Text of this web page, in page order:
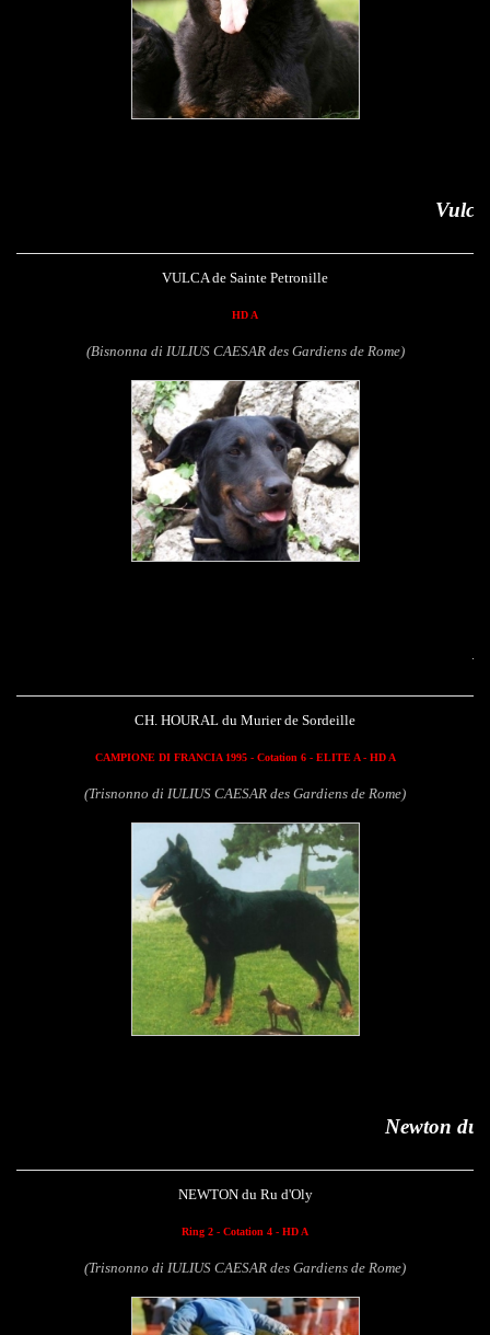
Vulca de Sainte
VULCA de Sainte Petronille
HD A
(Bisnonna di IULIUS CAESAR des Gardiens de Rome)
Houral du Murier
CH. HOURAL du Murier de Sordeille
CAMPIONE DI FRANCIA 1995 - Cotation 6 - ELITE A - HD A
(Trisnonno di IULIUS CAESAR des Gardiens de Rome)
Newton du Ru d'Oly
NEWTON du Ru d'Oly
Ring 2 - Cotation 4 - HD A
(Trisnonno di IULIUS CAESAR des Gardiens de Rome)